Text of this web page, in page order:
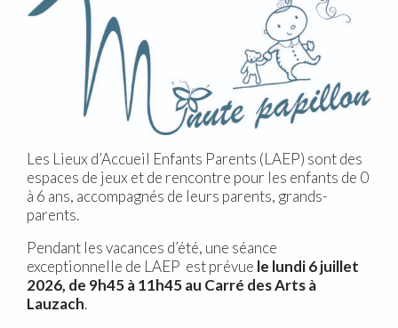
Les Lieux d’Accueil Enfants Parents (LAEP) sont des
espaces de jeux et de rencontre pour les enfants de 0
à 6 ans, accompagnés de leurs parents, grands-
parents.
Pendant les vacances d’été, une séance
exceptionnelle de LAEP est prévue le lundi 6 juillet
2026, de 9h45 à 11h45 au Carré des Arts à
Lauzach.